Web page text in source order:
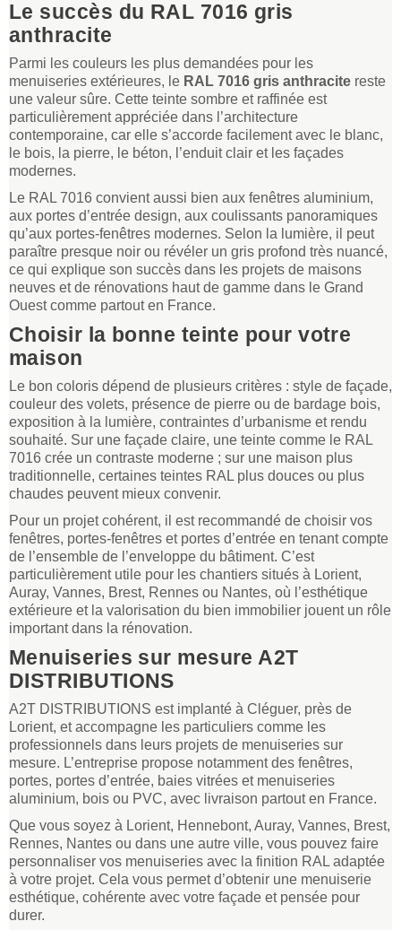
Le succès du RAL 7016 gris
anthracite
Parmi les couleurs les plus demandées pour les
menuiseries extérieures, le RAL 7016 gris anthracite reste
une valeur sûre. Cette teinte sombre et raffinée est
particulièrement appréciée dans l’architecture
contemporaine, car elle s’accorde facilement avec le blanc,
le bois, la pierre, le béton, l’enduit clair et les façades
modernes.
Le RAL 7016 convient aussi bien aux fenêtres aluminium,
aux portes d’entrée design, aux coulissants panoramiques
qu’aux portes-fenêtres modernes. Selon la lumière, il peut
paraître presque noir ou révéler un gris profond très nuancé,
ce qui explique son succès dans les projets de maisons
neuves et de rénovations haut de gamme dans le Grand
Ouest comme partout en France.
Choisir la bonne teinte pour votre
maison
Le bon coloris dépend de plusieurs critères : style de façade,
couleur des volets, présence de pierre ou de bardage bois,
exposition à la lumière, contraintes d’urbanisme et rendu
souhaité. Sur une façade claire, une teinte comme le RAL
7016 crée un contraste moderne ; sur une maison plus
traditionnelle, certaines teintes RAL plus douces ou plus
chaudes peuvent mieux convenir.
Pour un projet cohérent, il est recommandé de choisir vos
fenêtres, portes-fenêtres et portes d’entrée en tenant compte
de l’ensemble de l’enveloppe du bâtiment. C’est
particulièrement utile pour les chantiers situés à Lorient,
Auray, Vannes, Brest, Rennes ou Nantes, où l’esthétique
extérieure et la valorisation du bien immobilier jouent un rôle
important dans la rénovation.
Menuiseries sur mesure A2T
DISTRIBUTIONS
A2T DISTRIBUTIONS est implanté à Cléguer, près de
Lorient, et accompagne les particuliers comme les
professionnels dans leurs projets de menuiseries sur
mesure. L’entreprise propose notamment des fenêtres,
portes, portes d’entrée, baies vitrées et menuiseries
aluminium, bois ou PVC, avec livraison partout en France.
Que vous soyez à Lorient, Hennebont, Auray, Vannes, Brest,
Rennes, Nantes ou dans une autre ville, vous pouvez faire
personnaliser vos menuiseries avec la finition RAL adaptée
à votre projet. Cela vous permet d’obtenir une menuiserie
esthétique, cohérente avec votre façade et pensée pour
durer.